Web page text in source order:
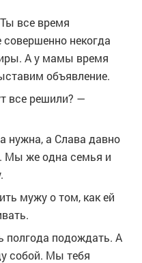
все время
некогда
А у мамы время
объявление.
все решили? —
нужна, а Слава давно
Мы же одна семья и
мужу о том, как ей
полгода подождать. А
собой. Мы тебя